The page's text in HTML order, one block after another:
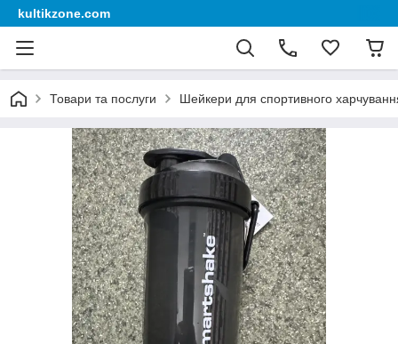
kultikzone.com
Товари та послуги Шейкери для спортивного